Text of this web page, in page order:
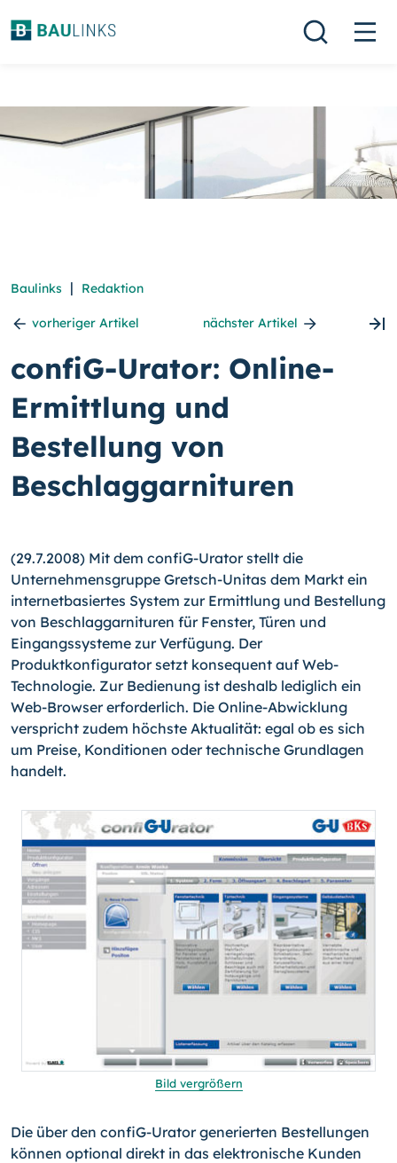
Baulinks | Redaktion
vorheriger Artikel nächster Artikel
confiG-Urator: Online-
Ermittlung und
Bestellung von
Beschlaggarnituren
(29.7.2008) Mit dem confiG-Urator stellt die
Unternehmensgruppe Gretsch-Unitas dem Markt ein
internetbasiertes System zur Ermittlung und Bestellung
von Beschlaggarnituren für Fenster, Türen und
Eingangssysteme zur Verfügung. Der
Produktkonfigurator setzt konsequent auf Web-
Technologie. Zur Bedienung ist deshalb lediglich ein
Web-Browser erforderlich. Die Online-Abwicklung
verspricht zudem höchste Aktualität: egal ob es sich
um Preise, Konditionen oder technische Grundlagen
handelt.
Bild vergrößern
Die über den confiG-Urator generierten Bestellungen
können optional direkt in das elektronische Kunden